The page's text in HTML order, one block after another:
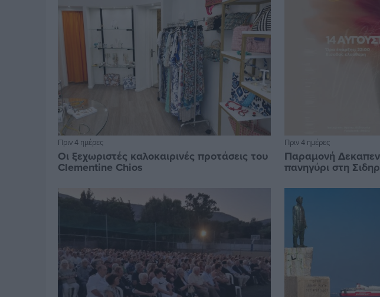
Πριν 4 ημέρες
Οι ξεχωριστές καλοκαιρινές προτάσεις του
Clementine Chios
Πριν 4 ημέρες
Παραμονή
πανηγύρι στη